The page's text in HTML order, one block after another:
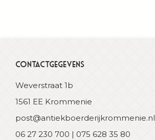
Contactgegevens
Weverstraat 1b
1561 EE Krommenie
post@antiekboerderijkrommenie.nl
06 27 230 700 | 075 628 35 80